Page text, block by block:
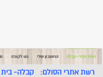
רשת אתרי הסולם: קבלה-